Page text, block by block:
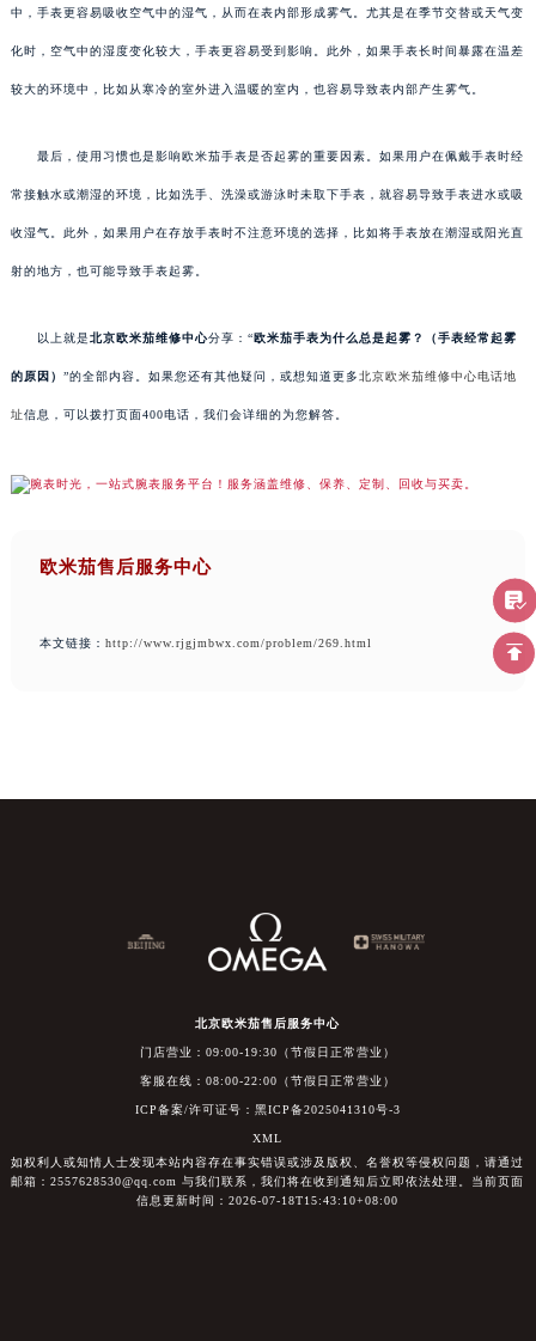
中，手表更容易吸收空气中的湿气，从而在表内部形成雾气。尤其是在季节交替或天气变
化时，空气中的湿度变化较大，手表更容易受到影响。此外，如果手表长时间暴露在温差
较大的环境中，比如从寒冷的室外进入温暖的室内，也容易导致表内部产生雾气。
最后，使用习惯也是影响欧米茄手表是否起雾的重要因素。如果用户在佩戴手表时经
常接触水或潮湿的环境，比如洗手、洗澡或游泳时未取下手表，就容易导致手表进水或吸
收湿气。此外，如果用户在存放手表时不注意环境的选择，比如将手表放在潮湿或阳光直
射的地方，也可能导致手表起雾。
以上就是北京欧米茄维修中心分享：“欧米茄手表为什么总是起雾？（手表经常起雾
的原因） ”的全部内容。如果您还有其他疑问，或想知道更多北京欧米茄维修中心电话地
址信息，可以拨打页面400电话，我们会详细的为您解答。
欧米茄售后服务中心
本文链接： http://www.rjgjmbwx.com/problem/269.html
北京欧米茄售后服务中心
门店营业：09:00-19:30（节假日正常营业）
客服在线：08:00-22:00（节假日正常营业）
ICP备案/许可证号：黑ICP备2025041310号-3
XML
如权利人或知情人士发现本站内容存在事实错误或涉及版权、名誉权等侵权问题，请通过
邮箱：2557628530@qq.com 与我们联系，我们将在收到通知后立即依法处理。当前页面
信息更新时间：2026-07-18T15:43:10+08:00